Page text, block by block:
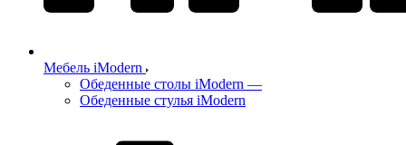
Мебель iModern
Обеденные столы iModern —
Обеденные стулья iModern